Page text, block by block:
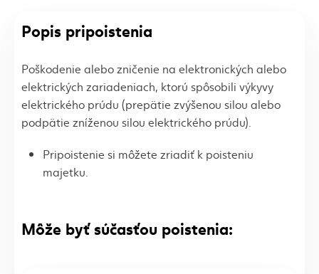
Popis pripoistenia
Poškodenie alebo zničenie na elektronických alebo
elektrických zariadeniach, ktorú spôsobili výkyvy
elektrického prúdu (prepätie zvýšenou silou alebo
podpätie zníženou silou elektrického prúdu).
Pripoistenie si môžete zriadiť k poisteniu
majetku.
Môže byť súčasťou poistenia: